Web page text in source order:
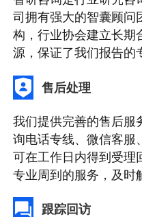
司拥有强大的智囊顾问
构，行业协会建立长期
源，保证了我们报告的
售后处理
我们提供完善的售后服
询电话专线、微信客服
可在工作日内得到受
专业周到的服务，及时
跟踪回访